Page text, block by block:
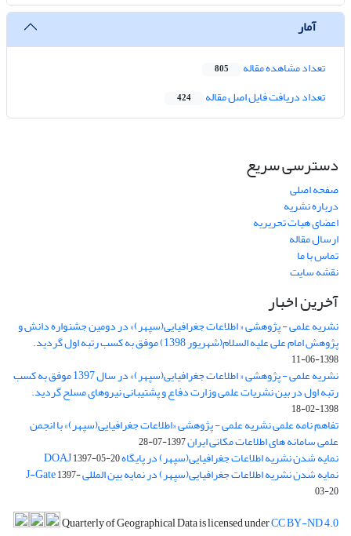
آمار
تعداد مشاهده مقاله 805
تعداد دریافت فایل اصل مقاله 424
دسترسی سریع
صفحه اصلی
درباره نشریه
اعضای هیات تحریریه
ارسال مقاله
تماس با ما
نقشه سایت
آخرین اخبار
نشریه علمی - پژوهشی « اطلاعات جغرافیایی(سپهر)» در دومین جشنواره دانش و
پژوهش امام علی علیه السلام(شهریور 1398) موفق به کسب رتبه اول گردید.
1398-06-11
نشریه علمی - پژوهشی « اطلاعات جغرافیایی(سپهر)» در سال 1397 موفق به کسب
رتبه اول در بین نشریات علمی وزارت دفاع و پشتیبانی نیروهای مسلح گردید.
1398-02-18
تفاهم نامه علمی نشریه علمی - پژوهشی «اطلاعات جغرافیایی(سپهر)» با انجمن
علمی سامانه های اطلاعات مکانی ایران1397-07-28
نمایه شدن نشریه اطلاعات جغرافیایی(سپهر) در پایگاه DOAJ1397-05-20
نمایه شدن نشریه اطلاعات جغرافیایی(سپهر) در نمایه بین المللی J-Gate1397-
03-20
Quarterly of Geographical Data is licensed underCC BY-ND 4.0